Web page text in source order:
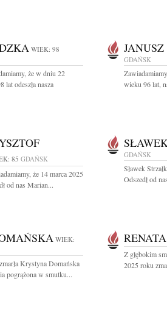
WIEK: 98
że w dniu 22
lat odeszła nasza
GDAŃSK
wieku 96 lat,
85 GDAŃSK
że 14 marca 2025
od nas Marian...
GDAŃSK
Sławek
Odszedł od
WIEK:
Krystyna Domańska
pogrążona w smutku...
Z głębokim
2025 roku